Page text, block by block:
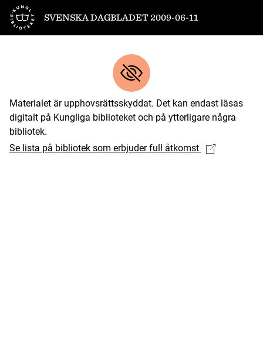
Till startsidan
SVENSKA DAGBLADET 2009-06-11
Materialet är upphovsrättsskyddat. Det kan endast läsas
digitalt på Kungliga biblioteket och på ytterligare några
bibliotek.
Se lista på bibliotek som erbjuder full åtkomst